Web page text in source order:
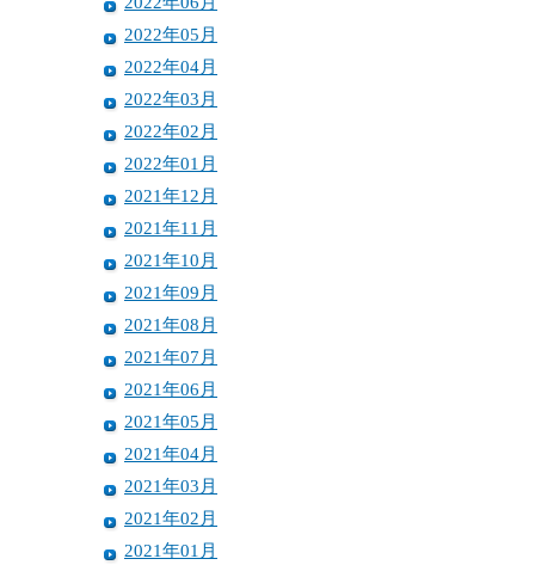
2022年05月
2022年04月
2022年03月
2022年02月
2022年01月
2021年12月
2021年11月
2021年10月
2021年09月
2021年08月
2021年07月
2021年06月
2021年05月
2021年04月
2021年03月
2021年02月
2021年01月